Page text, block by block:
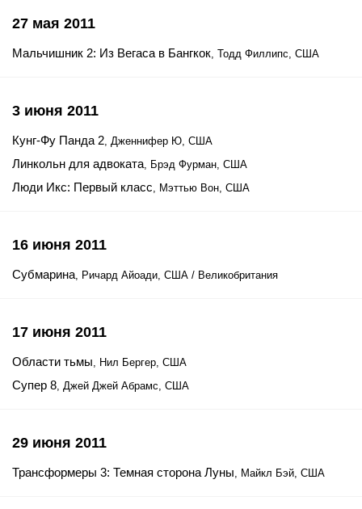
27 мая 2011
Мальчишник 2: Из Вегаса в Бангкок, Тодд Филлипс, США
3 июня 2011
Кунг-Фу Панда 2, Дженнифер Ю, США
Линкольн для адвоката, Брэд Фурман, США
Люди Икс: Первый класс, Мэттью Вон, США
16 июня 2011
Субмарина, Ричард Айоади, США / Великобритания
17 июня 2011
Области тьмы, Нил Бергер, США
Супер 8, Джей Джей Абрамс, США
29 июня 2011
Трансформеры 3: Темная сторона Луны, Майкл Бэй, США